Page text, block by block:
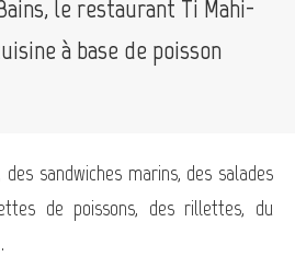
le restaurant Ti Mahi-
à base de poisson
sandwiches marins, des salades
de poissons, des rillettes, du